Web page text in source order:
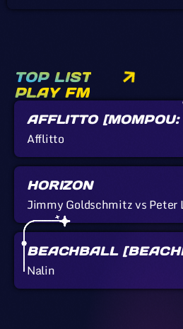
TOP LIST
PLAY FM
AFFLITTO
CALLADA]
Afflitto
HORIZON
Jimmy Goldschmitz vs Peter
BEACHBALL
Nalin